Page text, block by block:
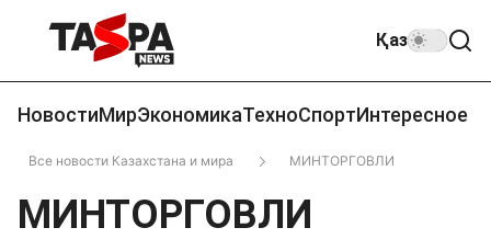
Қаз
НовостиМирЭкономикаТехноСпортИнтересное
Все новости Казахстана и мира МИНТОРГОВЛИ
МИНТОРГОВЛИ